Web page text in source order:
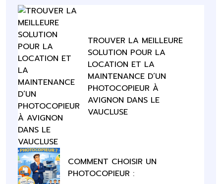
TROUVER LA MEILLEURE
SOLUTION POUR LA
LOCATION ET LA
MAINTENANCE D’UN
PHOTOCOPIEUR À
AVIGNON DANS LE
VAUCLUSE
COMMENT CHOISIR UN
PHOTOCOPIEUR :